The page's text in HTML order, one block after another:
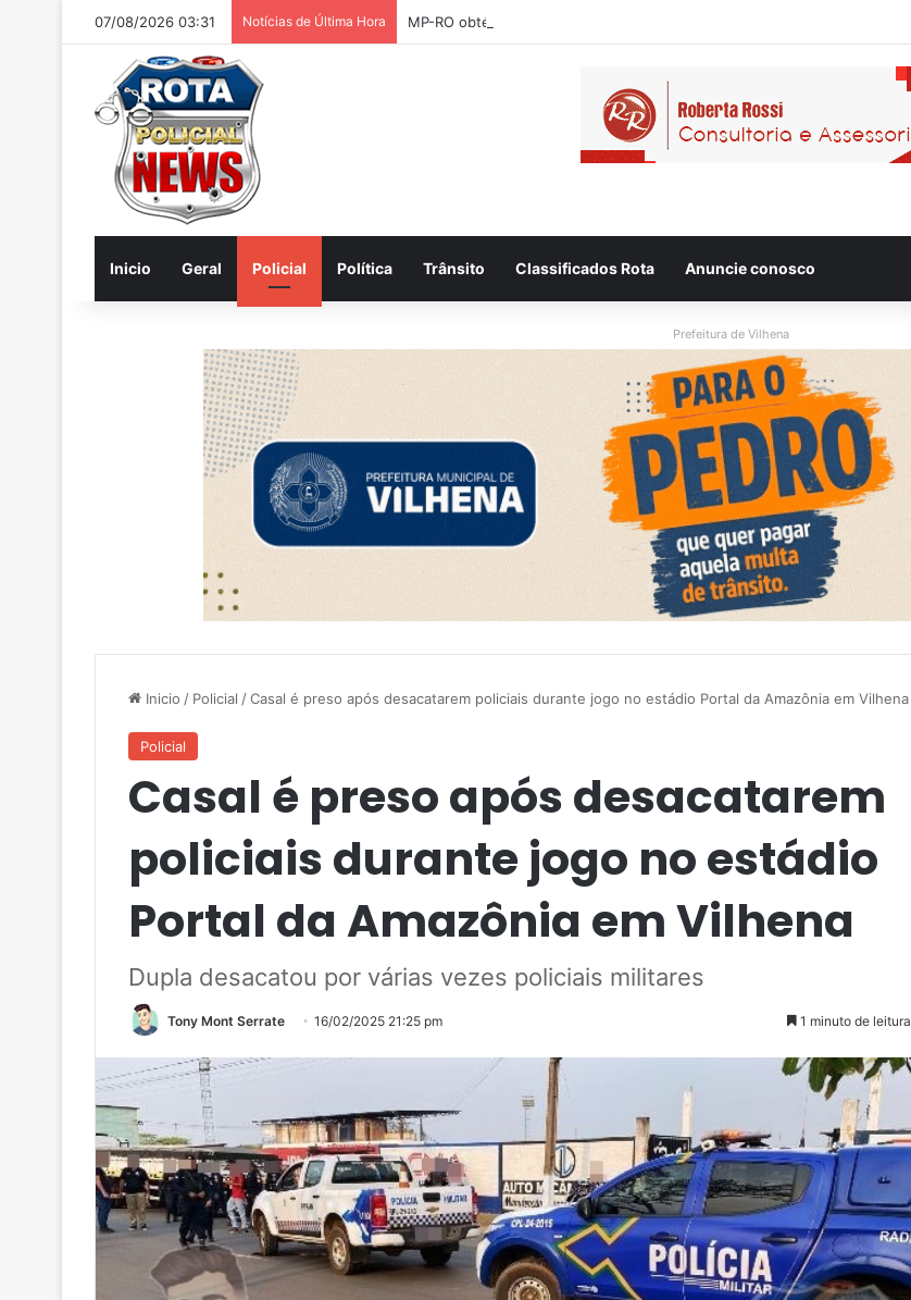
07/08/2026 03:31 Notícias de Última Hora
Inicio Geral Policial Política Trânsito Classificados Rota Anuncie conosco
Prefeitura de Vilhena
Inicio / Policial /Casal é preso após desacatarem policiais durante jogo no estádio Portal da Amazônia em Vilhena
Policial
Casal é preso após desacatarem
policiais durante jogo no estádio
Portal da Amazônia em Vilhena
Dupla desacatou por várias vezes policiais militares
Tony Mont Serrate 16/02/2025 21:25 pm 1 minuto de leitura